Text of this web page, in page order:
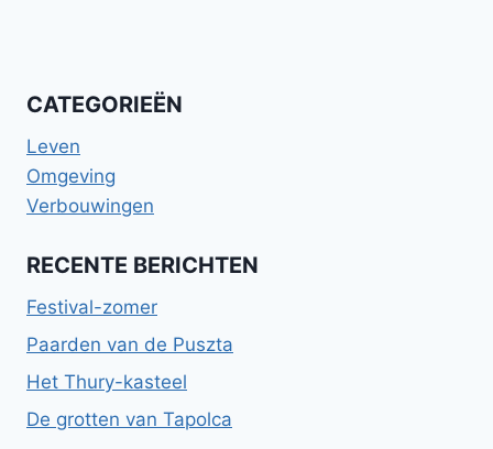
CATEGORIEËN
Leven
Omgeving
Verbouwingen
RECENTE BERICHTEN
Festival-zomer
Paarden van de Puszta
Het Thury-kasteel
De grotten van Tapolca